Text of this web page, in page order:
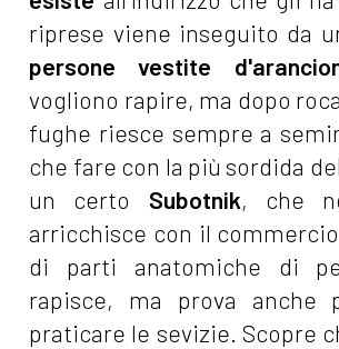
riprese viene inseguito da
persone vestite
vogliono rapire, ma dopo
fughe riesce sempre a
che fare con la più sordida
un certo Subotnik, che
arricchisce con il
di parti anatomiche di
rapisce, ma prova anche
praticare le sevizie. Scopre